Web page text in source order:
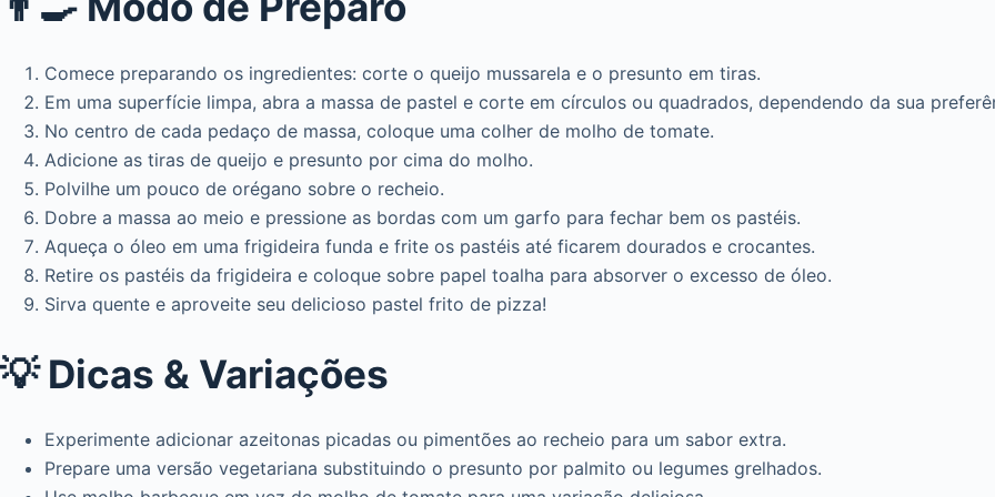
Comece preparando os ingredientes: corte o queijo mussarela e o presunto em tiras.
Em uma superfície limpa, abra a massa de pastel e corte em círculos ou quadrados, dependendo da sua
No centro de cada pedaço de massa, coloque uma colher de molho de tomate.
Adicione as tiras de queijo e presunto por cima do molho.
Polvilhe um pouco de orégano sobre o recheio.
Dobre a massa ao meio e pressione as bordas com um garfo para fechar bem os pastéis.
Aqueça o óleo em uma frigideira funda e frite os pastéis até ficarem dourados e crocantes.
Retire os pastéis da frigideira e coloque sobre papel toalha para absorver o excesso de óleo.
Sirva quente e aproveite seu delicioso pastel frito de pizza!
💡 Dicas & Variações
Experimente adicionar azeitonas picadas ou pimentões ao recheio para um sabor extra.
Prepare uma versão vegetariana substituindo o presunto por palmito ou legumes grelhados.